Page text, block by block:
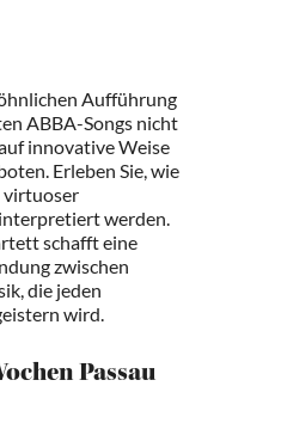
Aufführung
ABBA-Songs nicht
innovative Weise
Erleben Sie, wie
virtuoser
werden.
schafft eine
zwischen
die jeden
wird.
Passau